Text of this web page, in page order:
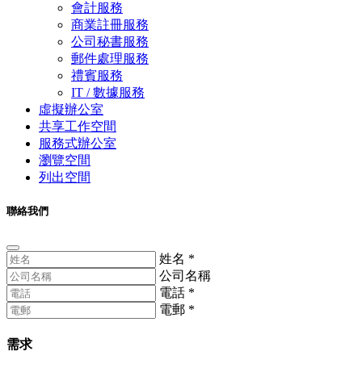
會計服務
商業註冊服務
公司秘書服務
郵件處理服務
禮賓服務
IT / 數據服務
虛擬辦公室
共享工作空間
服務式辦公室
瀏覽空間
列出空間
聯絡我們
姓名 *
公司名稱
電話 *
電郵 *
需求